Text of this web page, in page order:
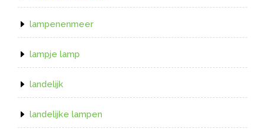
lampenenmeer
lampje lamp
landelijk
landelijke lampen